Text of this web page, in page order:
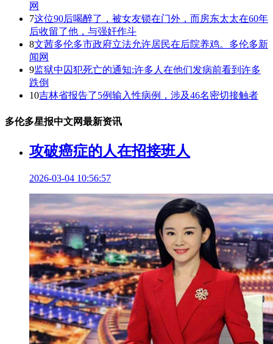
网
7这位90后喝醉了，被女友锁在门外，而房东太太在60年
后收留了他，与强奸作斗
8文茜多伦多市政府立法允许居民在后院养鸡。多伦多新
闻网
9监狱中囚犯死亡的通知:许多人在他们发病前看到许多
跌倒
10吉林省报告了5例输入性病例，涉及46名密切接触者
多伦多星报中文网最新资讯
攻破癌症的人在招接班人
2026-03-04 10:56:57